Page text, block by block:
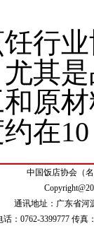
业
其
原
在10
中国饭店协会（
通讯地址：广东省河
话：0762-3399777 传真